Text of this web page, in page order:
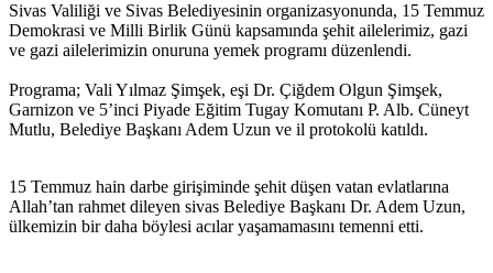
Sivas Valiliği ve Sivas Belediyesinin organizasyonunda, 15 Temmuz
Demokrasi ve Milli Birlik Günü kapsamında şehit ailelerimiz, gazi
ve gazi ailelerimizin onuruna yemek programı düzenlendi.
Programa; Vali Yılmaz Şimşek, eşi Dr. Çiğdem Olgun Şimşek,
Garnizon ve 5’inci Piyade Eğitim Tugay Komutanı P. Alb. Cüneyt
Mutlu, Belediye Başkanı Adem Uzun ve il protokolü katıldı.
15 Temmuz hain darbe girişiminde şehit düşen vatan evlatlarına
Allah’tan rahmet dileyen sivas Belediye Başkanı Dr. Adem Uzun,
ülkemizin bir daha böylesi acılar yaşamamasını temenni etti.